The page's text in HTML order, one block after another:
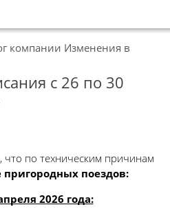
компании Изменения в
с 26 по 30
по техническим причинам
пригородных поездов:
2026 года: